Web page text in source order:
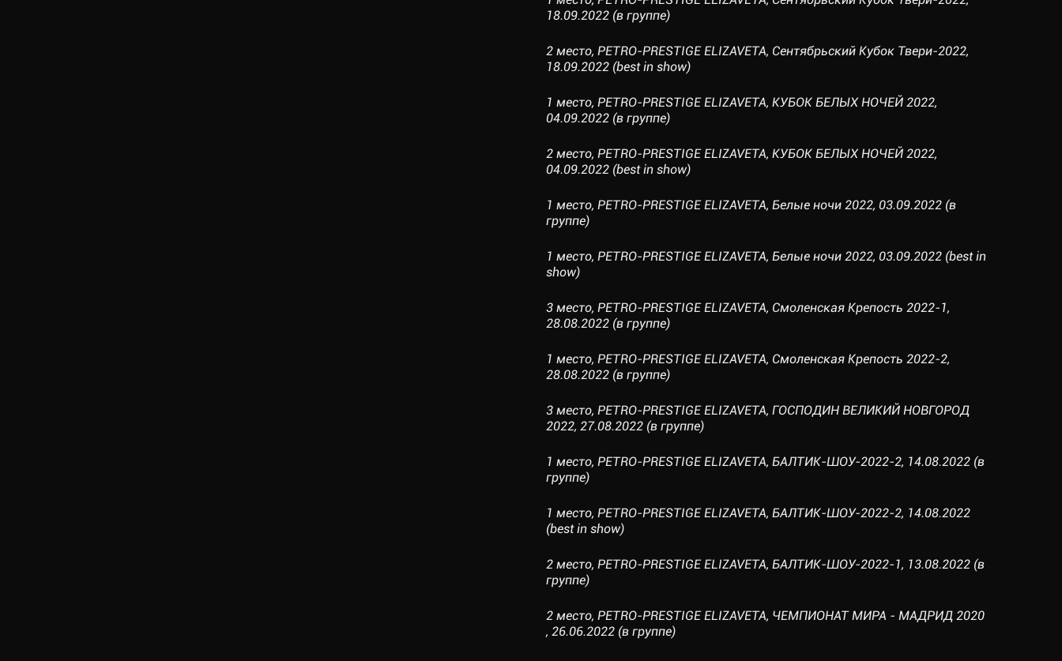
18.09.2022 (в группе)
2 место, PETRO-PRESTIGE ELIZAVETA, Сентябрьский Кубок Твери-2022,
18.09.2022 (best in show)
1 место, PETRO-PRESTIGE ELIZAVETA, КУБОК БЕЛЫХ НОЧЕЙ 2022,
04.09.2022 (в группе)
2 место, PETRO-PRESTIGE ELIZAVETA, КУБОК БЕЛЫХ НОЧЕЙ 2022,
04.09.2022 (best in show)
1 место, PETRO-PRESTIGE ELIZAVETA, Белые ночи 2022, 03.09.2022 (в
группе)
1 место, PETRO-PRESTIGE ELIZAVETA, Белые ночи 2022, 03.09.2022 (best in
show)
3 место, PETRO-PRESTIGE ELIZAVETA, Смоленская Крепость 2022-1,
28.08.2022 (в группе)
1 место, PETRO-PRESTIGE ELIZAVETA, Смоленская Крепость 2022-2,
28.08.2022 (в группе)
3 место, PETRO-PRESTIGE ELIZAVETA, ГОСПОДИН ВЕЛИКИЙ НОВГОРОД
2022, 27.08.2022 (в группе)
1 место, PETRO-PRESTIGE ELIZAVETA, БАЛТИК-ШОУ-2022-2, 14.08.2022 (в
группе)
1 место, PETRO-PRESTIGE ELIZAVETA, БАЛТИК-ШОУ-2022-2, 14.08.2022
(best in show)
2 место, PETRO-PRESTIGE ELIZAVETA, БАЛТИК-ШОУ-2022-1, 13.08.2022 (в
группе)
2 место, PETRO-PRESTIGE ELIZAVETA, ЧЕМПИОНАТ МИРА - МАДРИД 2020
, 26.06.2022 (в группе)